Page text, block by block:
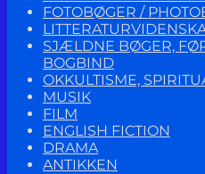
FOTOBØGER /
SJÆLDNE BØGER,
BOGBIND
OKKULTISME,
MUSIK
FILM
ENGLISH FICTION
DRAMA
ANTIKKEN